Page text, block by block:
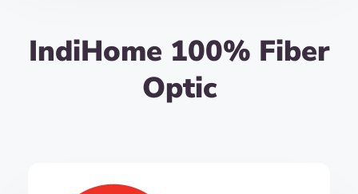
IndiHome 100% Fiber
Optic